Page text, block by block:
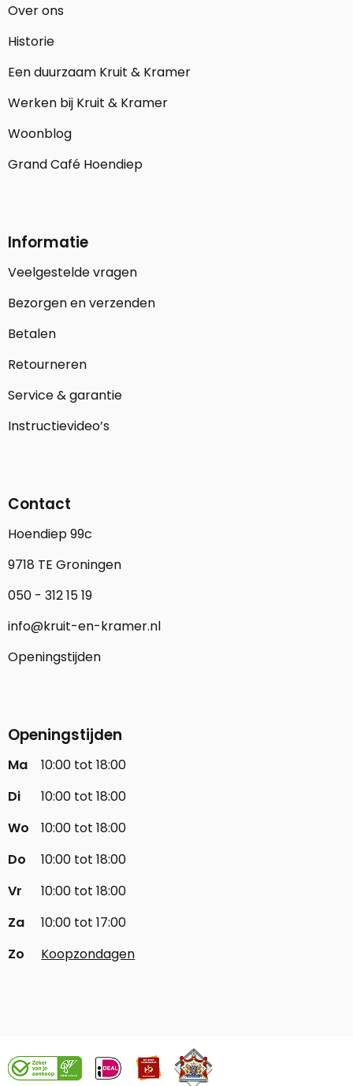
Over ons
Historie
Een duurzaam Kruit & Kramer
Werken bij Kruit & Kramer
Woonblog
Grand Café Hoendiep
Informatie
Veelgestelde vragen
Bezorgen en verzenden
Betalen
Retourneren
Service & garantie
Instructievideo’s
Contact
Hoendiep 99c
9718 TE Groningen
050 - 312 15 19
info@kruit-en-kramer.nl
Openingstijden
Openingstijden
Ma
10:00 tot 18:00
Di
10:00 tot 18:00
Wo
10:00 tot 18:00
Do
10:00 tot 18:00
Vr
10:00 tot 18:00
Za
10:00 tot 17:00
Zo
Koopzondagen